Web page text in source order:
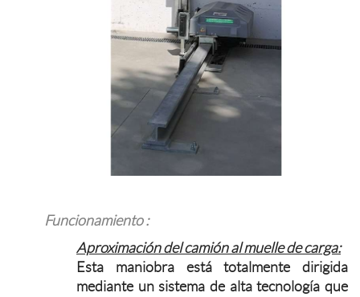
Funcionamiento :
Aproximación del camión al muelle de carga:
Esta maniobra está totalmente dirigida
mediante un sistema de alta tecnología que